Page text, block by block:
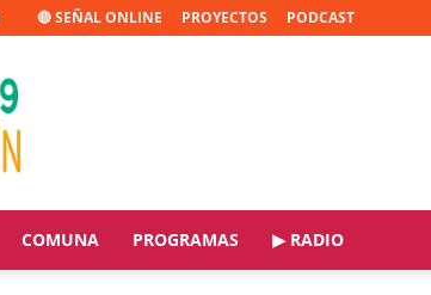
🔴 SEÑAL ONLINE PROYECTOS PODCAST
COMUNA PROGRAMAS ▶ RADIO